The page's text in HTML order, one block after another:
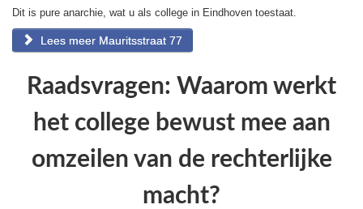
Dit is pure anarchie, wat u als college in Eindhoven toestaat.
Lees meer Mauritsstraat 77
Raadsvragen: Waarom werkt
het college bewust mee aan
omzeilen van de rechterlijke
macht?